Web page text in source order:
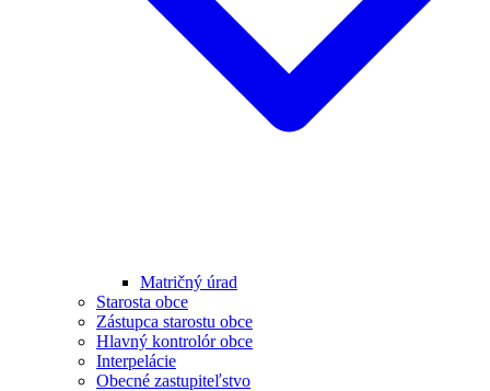
Matričný úrad
Starosta obce
Zástupca starostu obce
Hlavný kontrolór obce
Interpelácie
Obecné zastupiteľstvo